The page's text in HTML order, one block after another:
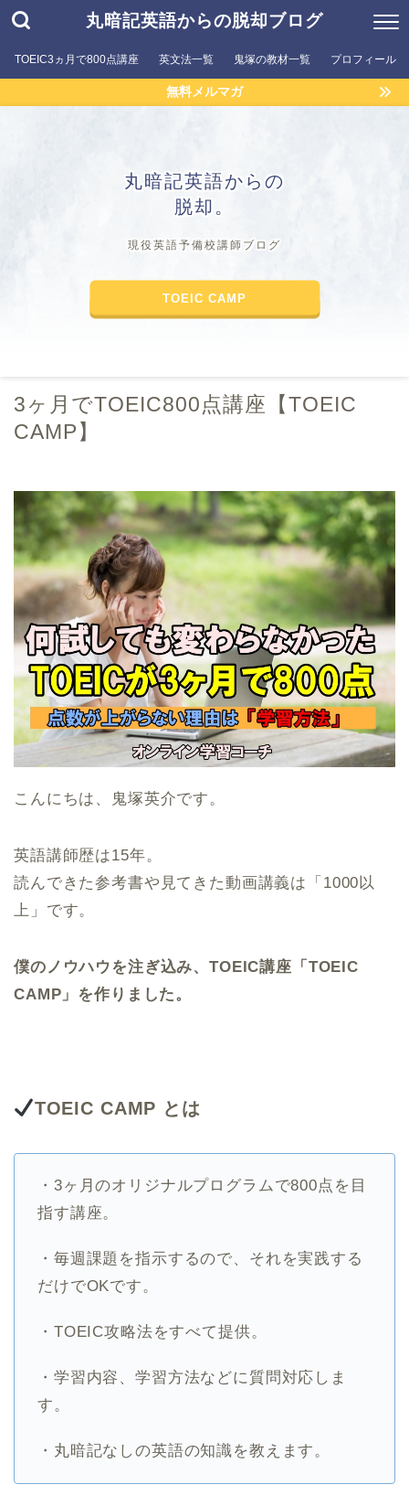
丸暗記英語からの脱却ブログ
TOEIC3ヵ月で800点講座 英文法一覧 鬼塚の教材一覧 プロフィール
無料メルマガ
丸暗記英語からの
脱却。
現役英語予備校講師ブログ
TOEIC CAMP
3ヶ月でTOEIC800点講座【TOEIC
CAMP】
こんにちは、鬼塚英介です。
英語講師歴は15年。
読んできた参考書や見てきた動画講義は「1000以
上」です。
僕のノウハウを注ぎ込み、TOEIC講座「TOEIC
CAMP」を作りました。
TOEIC CAMP とは
・3ヶ月のオリジナルプログラムで800点を目
指す講座。
・毎週課題を指示するので、それを実践する
だけでOKです。
・TOEIC攻略法をすべて提供。
・学習内容、学習方法などに質問対応しま
す。
・丸暗記なしの英語の知識を教えます。